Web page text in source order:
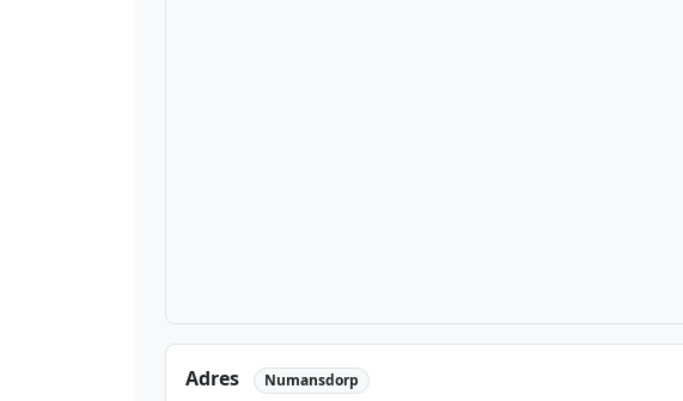
Adres Numansdorp